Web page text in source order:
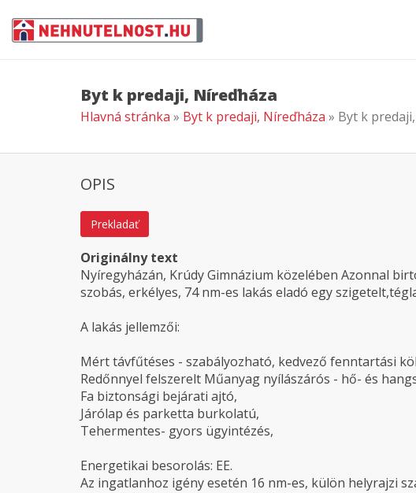
Byt k predaji, Níreďháza
Hlavná stránka » Byt k predaji, Níreďháza » Byt k
OPIS
Prekladať
Originálny text
Nyíregyházán, Krúdy Gimnázium közelében Azonnal
szobás, erkélyes, 74 nm-es lakás eladó egy
A lakás jellemzői:
Mért távfűtéses - szabályozható, kedvező fenntartási
Redőnnyel felszerelt Műanyag nyílászárós - hő- és
Fa biztonsági bejárati ajtó,
Járólap és parketta burkolatú,
Tehermentes- gyors ügyintézés,
Energetikai besorolás: EE.
Az ingatlanhoz igény esetén 16 nm-es, külön helyrajzi